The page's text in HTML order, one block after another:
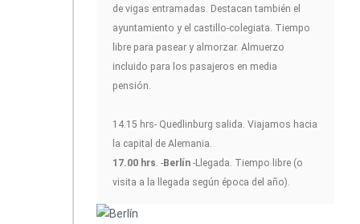
de vigas entramadas. Destacan también el
ayuntamiento y el castillo-colegiata. Tiempo
libre para pasear y almorzar. Almuerzo
incluido para los pasajeros en media
pensión.
14.15 hrs- Quedlinburg salida. Viajamos hacia
la capital de Alemania.
17.00 hrs. -Berlín -Llegada. Tiempo libre (o
visita a la llegada según época del año).